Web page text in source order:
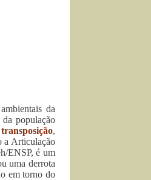
da
população
,
a Articulação
ENSP, é um
uma derrota
em torno do